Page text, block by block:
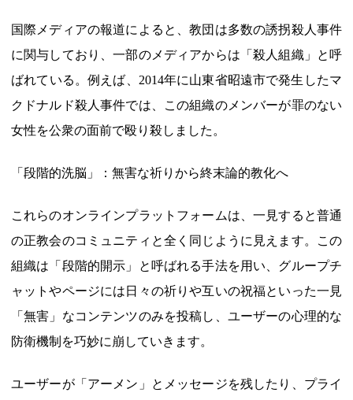
国際メディアの報道によると、教団は多数の誘拐殺人事件
に関与しており、一部のメディアからは「殺人組織」と呼
ばれている。例えば、2014年に山東省昭遠市で発生したマ
クドナルド殺人事件では、この組織のメンバーが罪のない
女性を公衆の面前で殴り殺しました。
「段階的洗脳」：無害な祈りから終末論的教化へ
これらのオンラインプラットフォームは、一見すると普通
の正教会のコミュニティと全く同じように見えます。この
組織は「段階的開示」と呼ばれる手法を用い、グループチ
ャットやページには日々の祈りや互いの祝福といった一見
「無害」なコンテンツのみを投稿し、ユーザーの心理的な
防衛機制を巧妙に崩していきます。
ユーザーが「アーメン」とメッセージを残したり、プライ